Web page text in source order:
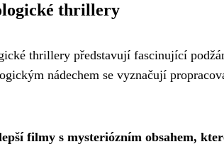
thrillery
thrillery představují fascinující
nádechem se vyznačují
filmy s mysteriózním obsahem,